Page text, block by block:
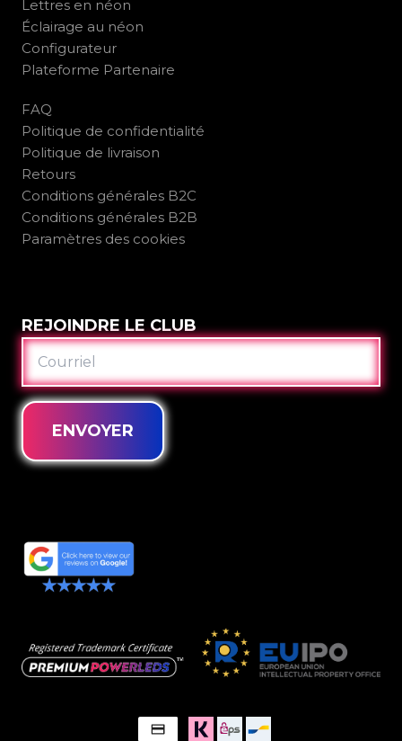
Lettres en néon
Éclairage au néon
Configurateur
Plateforme Partenaire
FAQ
Politique de confidentialité
Politique de livraison
Retours
Conditions générales B2C
Conditions générales B2B
Paramètres des cookies
REJOINDRE LE CLUB
COURRIEL
ENVOYER